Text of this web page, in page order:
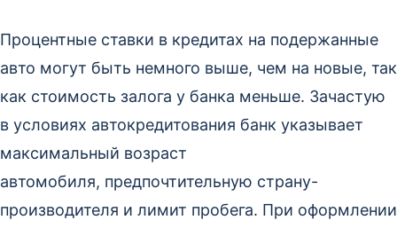
Процентные ставки в кредитах на подержанные
авто могут быть немного выше, чем на новые, так
как стоимость залога у банка меньше. Зачастую
в условиях автокредитования банк указывает
максимальный возраст
автомобиля, предпочтительную страну-
производителя и лимит пробега. При оформлении